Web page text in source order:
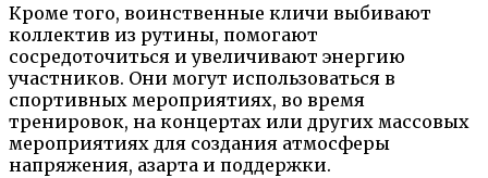
Кроме того, воинственные кличи выбивают
коллектив из рутины, помогают
сосредоточиться и увеличивают энергию
участников. Они могут использоваться в
спортивных мероприятиях, во время
тренировок, на концертах или других массовых
мероприятиях для создания атмосферы
напряжения, азарта и поддержки.